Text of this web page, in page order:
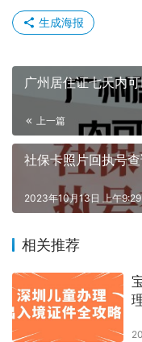
生成海报
广州居住证七天内
上一篇
社保卡照片回执号
2023年10月13日 上午9:29
相关推荐